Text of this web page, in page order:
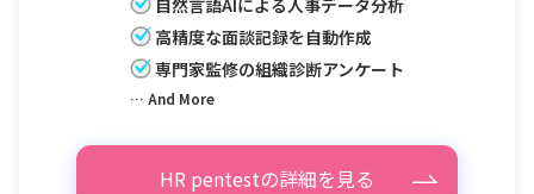
高精度な面談記録を自動作成
専門家監修の組織診断アンケート
… And More
HR pentestの詳細を見る